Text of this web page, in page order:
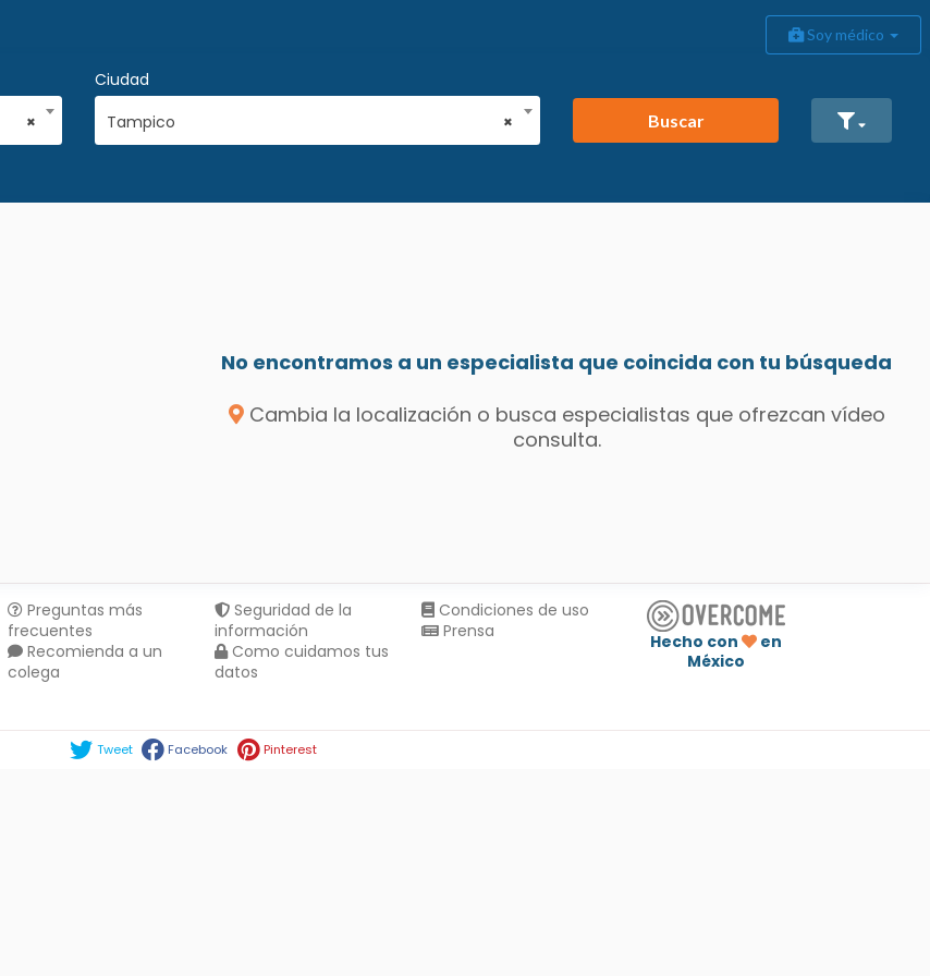
Soy médico
×
Ciudad
×
Tampico Buscar
No encontramos a un especialista que coincida con tu búsqueda
Cambia la localización o busca especialistas que ofrezcan vídeo
consulta.
Preguntas más
frecuentes
Recomienda a un
colega
Seguridad de la
información
Como cuidamos tus
datos
Condiciones de uso
Prensa
Hecho con
en
México
Tweet Facebook Pinterest